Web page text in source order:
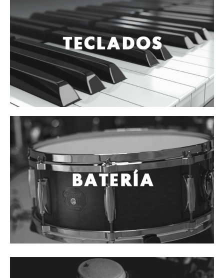
Kalimba
Xilófonos y liras
Campanas, lluvias y platillos
Herrajes y soportes
Accesorios
Marcha
Redoblantes
Tambores
Multi-tenores
Bombos
Platillos
Baquetas, mazos y bolillos
Pergaminos